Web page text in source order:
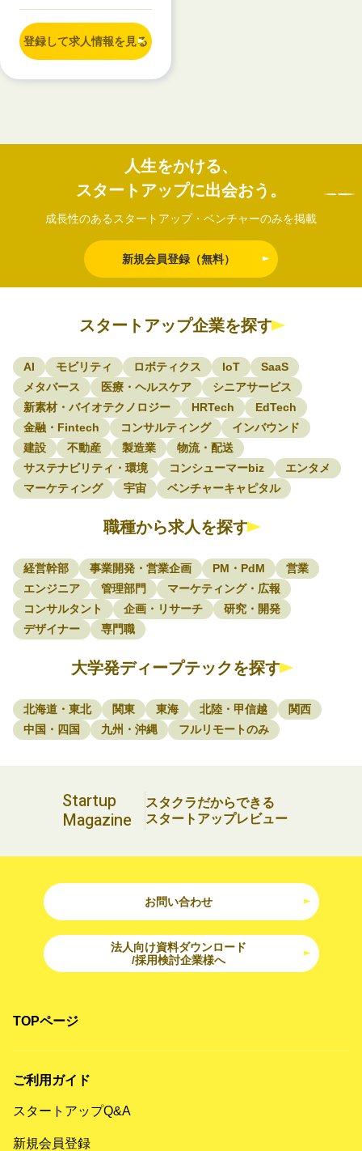
登録して求人情報を見る
人生をかける、
スタートアップに出会おう。
成長性のあるスタートアップ・ベンチャーのみを掲載
新規会員登録（無料）
スタートアップ企業を探す
AI モビリティ ロボティクス IoT
SaaS
メタバース
医療・ヘルスケア
シニアサービス
新素材・バイオテクノロジー
HRTech
EdTech
金融・Fintech
コンサルティング
インバウンド
建設
不動産 製造業
物流・配送
サステナビリティ・環境
コンシューマーbiz
エンタメ
マーケティング
宇宙 ベンチャーキャピタル
職種から求人を探す
経営幹部 事業開発・営業企画 PM・PdM
営業
エンジニア
管理部門
マーケティング・広報
コンサルタント
企画・リサーチ
研究・開発
デザイナー
専門職
大学発ディープテックを探す
北海道・東北 関東 東海 北陸・甲信越
関西
中国・四国
九州・沖縄 フルリモートのみ
Startup
Magazine
スタクラだからできる
スタートアップレビュー
お問い合わせ
法人向け資料ダウンロード
/採用検討企業様へ
TOPページ
ご利用ガイド
スタートアップQ&A
新規会員登録